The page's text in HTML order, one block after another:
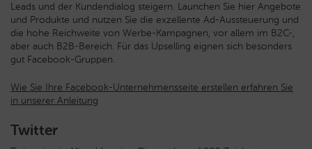
Leads und der Kundendialog steigern. Launchen Sie hier Angebote
und Produkte und nutzen Sie die exzellente Ad-Aussteuerung und
die hohe Reichweite von Werbe-Kampagnen, vor allem im B2C-,
aber auch B2B-Bereich. Für das Upselling eignen sich besonders
gut Facebook-Gruppen.
Wie Sie Ihre Facebook-Unternehmensseite erstellen erfahren Sie
in unserer Anleitung
Twitter